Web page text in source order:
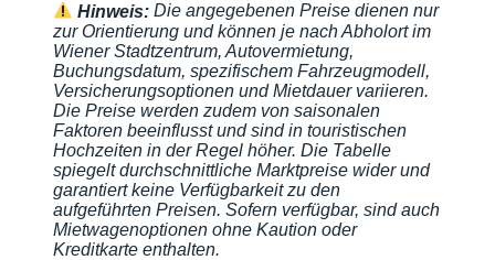
Hinweis: Die angegebenen Preise dienen nur
zur Orientierung und können je nach Abholort im
Wiener Stadtzentrum, Autovermietung,
Buchungsdatum, spezifischem Fahrzeugmodell,
Versicherungsoptionen und Mietdauer variieren.
Die Preise werden zudem von saisonalen
Faktoren beeinflusst und sind in touristischen
Hochzeiten in der Regel höher. Die Tabelle
spiegelt durchschnittliche Marktpreise wider und
garantiert keine Verfügbarkeit zu den
aufgeführten Preisen. Sofern verfügbar, sind auch
Mietwagenoptionen ohne Kaution oder
Kreditkarte enthalten.